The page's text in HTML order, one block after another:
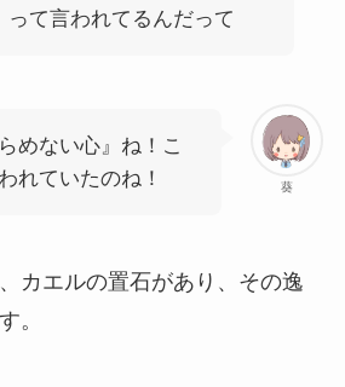
って言われてるんだって
葵
めない心』ね！こ
れていたのね！
カエルの置石があり、その逸
。